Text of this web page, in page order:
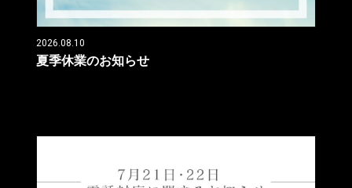
2026.08.10
夏季休業のお知らせ